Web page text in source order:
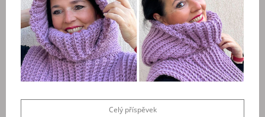
Celý příspěvek